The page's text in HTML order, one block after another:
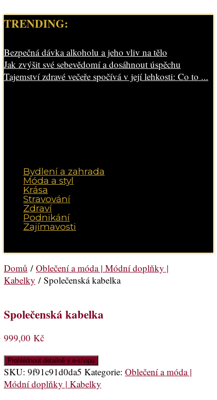
TRENDING:
Bezpečná dávka alkoholu a jeho vliv na tělo
Jak zvýšit své sebevědomí a dosáhnout úspěchu
Tajemství zdravé večeře spočívá v její lehkosti: Co to ...
Bydlení a zahrada
Móda a styl
Krása
Stravování
Zdraví
Podnikání
Zajímavosti
Domů / Oblečení a móda | Módní doplňky |
Kabelky / Společenská kabelka
Společenská kabelka
999,00 Kč
Prohlédnout detailně v e-shopu
SKU: 9f91c91d0da5 Kategorie: Oblečení a móda |
Módní doplňky | Kabelky